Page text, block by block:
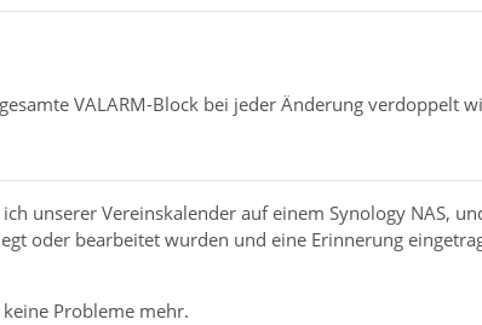
VALARM-Block bei jeder Änderung verdoppelt
unserer Vereinskalender auf einem Synology NAS,
oder bearbeitet wurden und eine Erinnerung
Probleme mehr.